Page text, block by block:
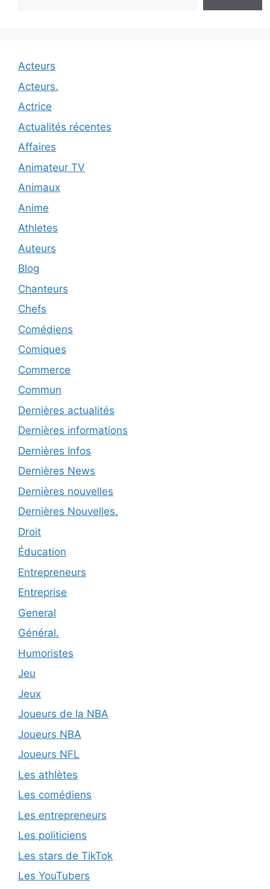
Acteurs
Acteurs.
Actrice
Actualités récentes
Affaires
Animateur TV
Animaux
Anime
Athletes
Auteurs
Blog
Chanteurs
Chefs
Comédiens
Comiques
Commerce
Commun
Dernières actualités
Dernières informations
Dernières Infos
Dernières News
Dernières nouvelles
Dernières Nouvelles.
Droit
Éducation
Entrepreneurs
Entreprise
General
Général.
Humoristes
Jeu
Jeux
Joueurs de la NBA
Joueurs NBA
Joueurs NFL
Les athlètes
Les comédiens
Les entrepreneurs
Les politiciens
Les stars de TikTok
Les YouTubers